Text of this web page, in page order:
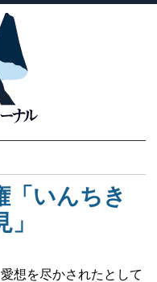
「いんちき
想を尽かされたとして